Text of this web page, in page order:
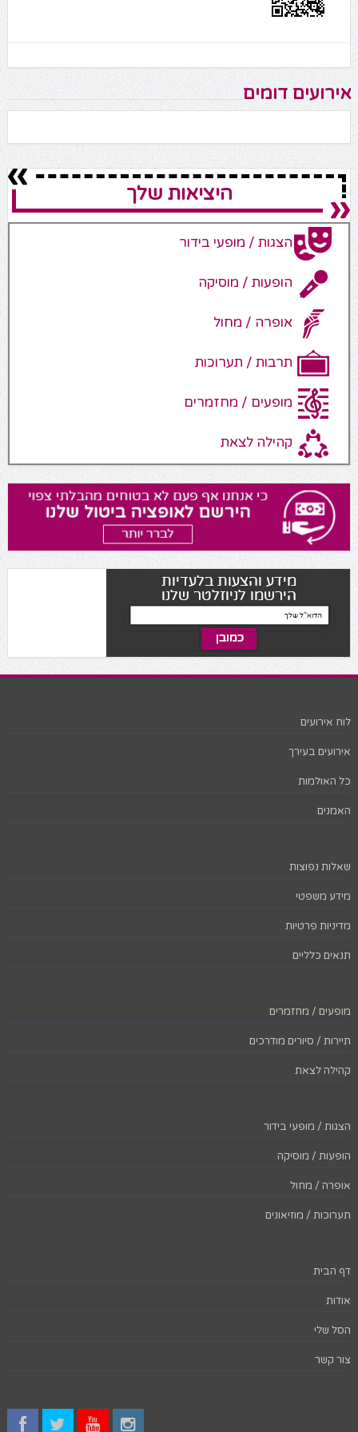
אירועים דומים
היציאות שלך
הצגות / מופעי בידור
הופעות / מוסיקה
אופרה / מחול
תרבות / תערוכות
מופעים / מחזמרים
קהילה לצאת
לוח אירועים
אירועים בעירך
כל האולמות
האמנים
שאלות נפוצות
מידע משפטי
מדיניות פרטיות
תנאים כלליים
מופעים / מחזמרים
תיירות / סיורים מודרכים
קהילה לצאת
הצגות / מופעי בידור
הופעות / מוסיקה
אופרה / מחול
תערוכות / מוזיאונים
דף הבית
אודות
הסל שלי
צור קשר